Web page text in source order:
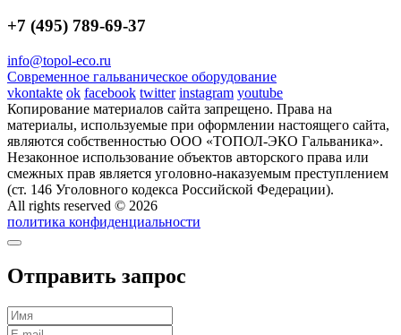
+7 (495) 789-69-37
info@topol-eco.ru
Современное гальваническое оборудование
vkontakte ok facebook twitter instagram youtube
Копирование материалов сайта запрещено. Права на
материалы, используемые при оформлении настоящего сайта,
являются собственностью ООО «ТОПОЛ-ЭКО Гальваника».
Незаконное использование объектов авторского права или
смежных прав является уголовно-наказуемым преступлением
(ст. 146 Уголовного кодекса Российской Федерации).
All rights reserved © 2026
политика конфиденциальности
Отправить запрос